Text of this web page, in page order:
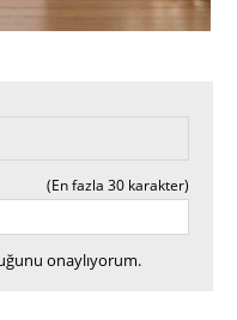
(En fazla 30 karakter)
onaylıyorum.